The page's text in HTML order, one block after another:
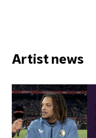
Artist news